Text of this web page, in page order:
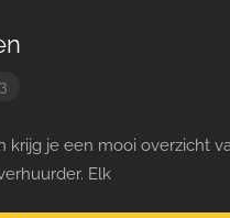
krijg je een mooi overzicht
Elk